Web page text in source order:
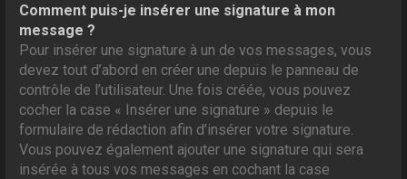
Comment puis-je insérer une signature à mon
message ?
Pour insérer une signature à un de vos messages, vous
devez tout d’abord en créer une depuis le panneau de
contrôle de l’utilisateur. Une fois créée, vous pouvez
cocher la case « Insérer une signature » depuis le
formulaire de rédaction afin d’insérer votre signature.
Vous pouvez également ajouter une signature qui sera
insérée à tous vos messages en cochant la case